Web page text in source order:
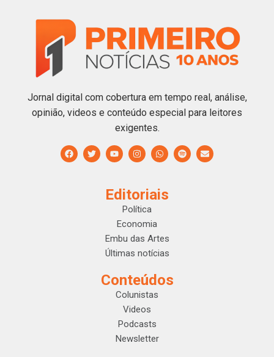
Jornal digital com cobertura em tempo real, análise,
opinião, videos e conteúdo especial para leitores
exigentes.
Editoriais
Política
Economia
Embu das Artes
Últimas notícias
Conteúdos
Colunistas
Videos
Podcasts
Newsletter